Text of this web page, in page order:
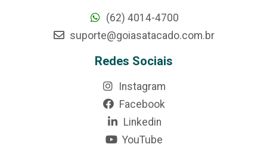
(62) 4014-4700
suporte@goiasatacado.com.br
Redes Sociais
Instagram
Facebook
Linkedin
YouTube